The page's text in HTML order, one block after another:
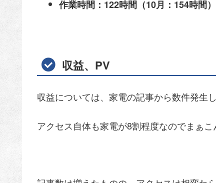
作業時間：122時間（10月：154時間）
収益、PV
収益については、家電の記事から数件発生し
アクセス自体も家電が8割程度なのでまぁこ